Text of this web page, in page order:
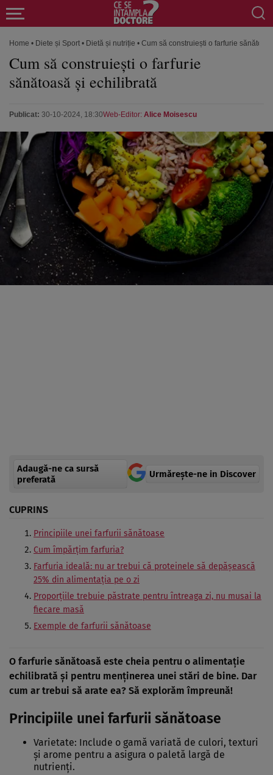
Home • Diete și Sport • Dietă și nutriție • Cum să construiești o farfurie
Cum să construiești o farfurie
sănătoasă și echilibrată
Publicat: 30-10-2024, 18:30Web-Editor: Alice Moisescu
Adaugă-ne ca sursă
preferată
Urmărește-ne in Discover
CUPRINS
Principiile unei farfurii sănătoase
Cum împărțim farfuria?
Farfuria ideală: nu ar trebui că proteinele să depășească
25% din alimentația pe o zi
Proporțiile trebuie păstrate pentru întreaga zi, nu musai la
fiecare masă
Exemple de farfurii sănătoase
O farfurie sănătoasă este cheia pentru o alimentație
echilibrată și pentru menținerea unei stări de bine. Dar
cum ar trebui să arate ea? Să explorăm împreună!
Principiile unei farfurii sănătoase
Varietate: Include o gamă variată de culori, texturi
și arome pentru a asigura o paletă largă de
nutrienți.